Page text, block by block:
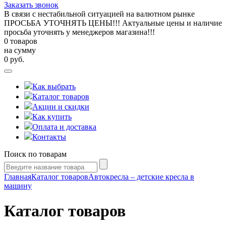
Заказать звонок
В связи с нестабильной ситуацией на валютном рынке
ПРОСЬБА УТОЧНЯТЬ ЦЕНЫ!!! Актуальные цены и наличие
просьба уточнять у менеджеров магазина!!!
0 товаров
на сумму
0 руб.
Как выбрать
Каталог товаров
Акции и скидки
Как купить
Оплата и доставка
Контакты
Поиск по товарам
ГлавнаяКаталог товаровАвтокресла – детские кресла в
машину
Каталог товаров